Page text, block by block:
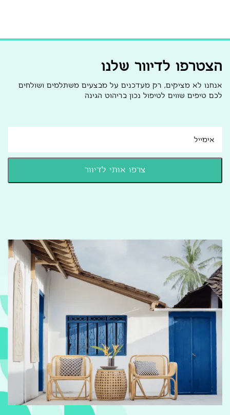
הצטרפו לדיוור שלנו
אנחנו לא מציקים, רק מעדכנים על מבצעים משתלמים ושולחים
לכם טיפים שווים לטיפול נכון בריהוט הגינה